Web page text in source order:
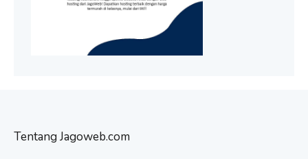
Tentang Jagoweb.com